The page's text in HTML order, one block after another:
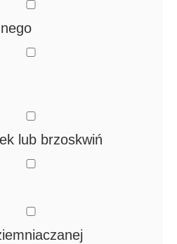
lub brzoskwiń